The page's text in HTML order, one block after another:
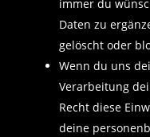
immer du
Daten zu
gelöscht oder
Wenn du uns
Verarbeitung
Recht diese
deine